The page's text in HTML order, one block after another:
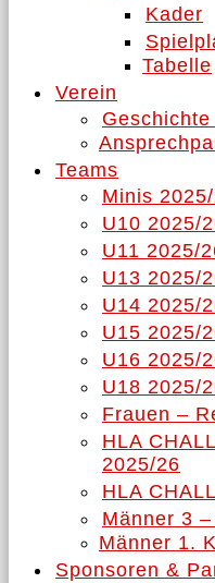
Kader
Tabelle
Verein
Teams
Minis
U10 2025/
U11 2025/
U13 2025/
U14 2025/
U15 2025/
U16 2025/
U18 2025/
Frauen –
HLA
2025/26
HLA
Männer 3
Männer 1.
Sponsoren &